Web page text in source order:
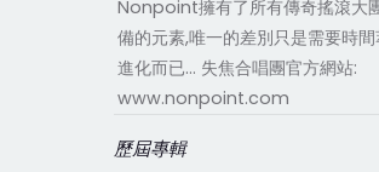
Nonpoint擁有了所有傳奇搖滾大
備的元素,唯一的差別只是需要時間
進化而已… 失焦合唱團官方網站:
www.nonpoint.com
歷屆專輯